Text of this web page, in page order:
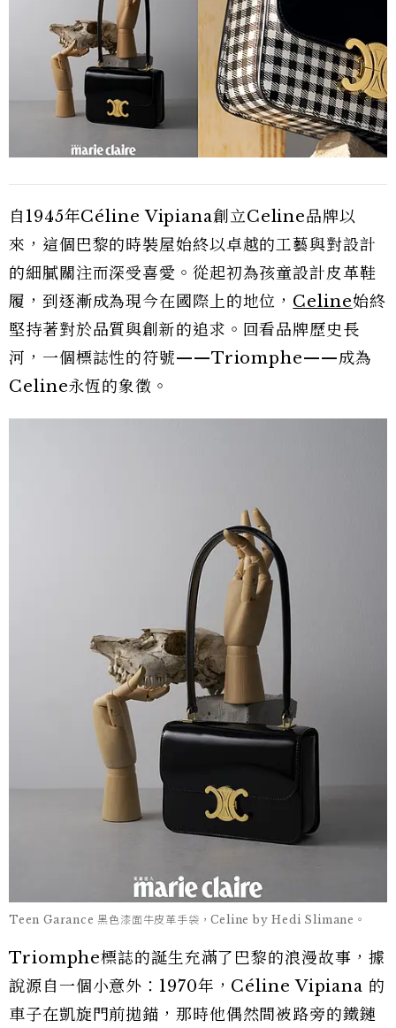
自1945年Céline Vipiana創立Celine品牌以
來，這個巴黎的時裝屋始終以卓越的工藝與對設計
的細膩關注而深受喜愛。從起初為孩童設計皮革鞋
履，到逐漸成為現今在國際上的地位， Celine始終
堅持著對於品質與創新的追求。回看品牌歷史長
河，一個標誌性的符號——Triomphe——成為
Celine永恆的象徵。
Teen Garance 黑色漆面牛皮革手袋，Celine by Hedi Slimane。
Triomphe標誌的誕生充滿了巴黎的浪漫故事，據
說源自一個小意外：1970年，Céline Vipiana 的
車子在凱旋門前拋錨，那時他偶然間被路旁的鐵鏈